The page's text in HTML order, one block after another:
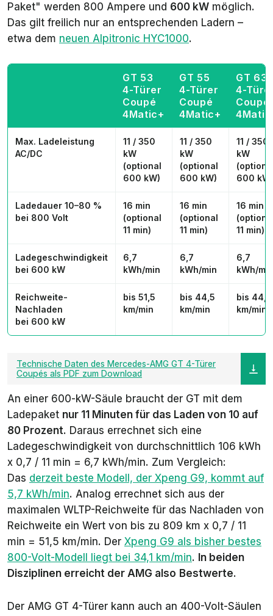
Paket" werden 800 Ampere und 600 kW möglich.
Das gilt freilich nur an entsprechenden Ladern –
etwa dem neuen Alpitronic HYC1000.
GT 53
4-Türer
Coupé
4Matic+
GT 55
4-Türer
Coupé
4Matic+
GT 63
4-
Coupé
Max. Ladeleistung
AC/DC
11 / 350
kW
(optional
600 kW)
11 / 350
kW
(optional
600 kW)
11 / 350
kW
600 kW)
Ladedauer 10–80 %
bei 800 Volt
16 min
(optional
11 min)
16 min
(optional
11 min)
16 min
11 min)
Ladegeschwindigkeit
bei 600 kW
6,7
kWh/min
6,7
kWh/min
6,7
kWh/min
Reichweite-
Nachladen
bei 600 kW
bis 51,5
km/min
bis 44,5
km/min
bis 44,3
km/min
Technische Daten des Mercedes-AMG GT 4-Türer
Coupés als PDF zum Download
An einer 600-kW-Säule braucht der GT mit dem
Ladepaket nur 11 Minuten für das Laden von 10 auf
80 Prozent. Daraus errechnet sich eine
Ladegeschwindigkeit von durchschnittlich 106 kWh
x 0,7 / 11 min = 6,7 kWh/min. Zum Vergleich:
Das derzeit beste Modell, der Xpeng G9, kommt auf
5,7 kWh/min. Analog errechnet sich aus der
maximalen WLTP-Reichweite für das Nachladen von
Reichweite ein Wert von bis zu 809 km x 0,7 / 11
min = 51,5 km/min. Der Xpeng G9 als bisher bestes
800-Volt-Modell liegt bei 34,1 km/min. In beiden
Disziplinen erreicht der AMG also Bestwerte.
Der AMG GT 4-Türer kann auch an 400-Volt-Säulen